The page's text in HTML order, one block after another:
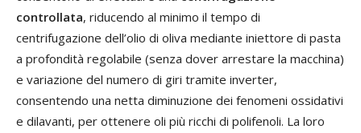
controllata, riducendo al minimo il tempo di
centrifugazione dell’olio di oliva mediante iniettore di pasta
a profondità regolabile (senza dover arrestare la macchina)
e variazione del numero di giri tramite inverter,
consentendo una netta diminuzione dei fenomeni ossidativi
e dilavanti, per ottenere oli più ricchi di polifenoli. La loro